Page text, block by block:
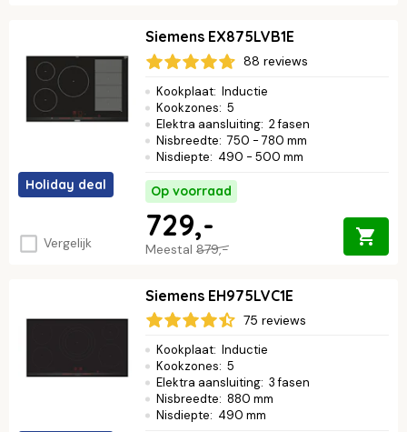
Holiday deal
Vergelijk
Siemens EX875LVB1E
88 reviews
Kookplaat: Inductie
Kookzones: 5
Elektra aansluiting: 2 fasen
Nisbreedte: 750 - 780 mm
Nisdiepte: 490 - 500 mm
Op voorraad
Meestal 879,-
729,-
Siemens EH975LVC1E
75 reviews
Kookplaat: Inductie
Kookzones: 5
Elektra aansluiting: 3 fasen
Nisbreedte: 880 mm
Nisdiepte: 490 mm